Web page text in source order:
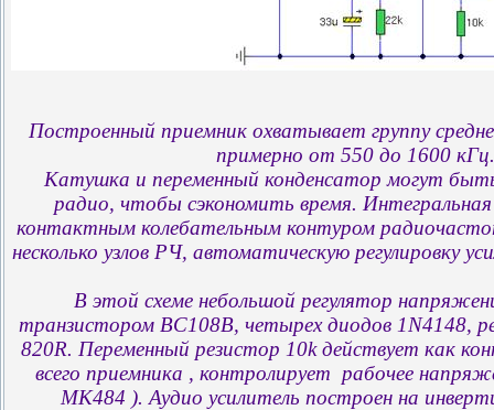
Построенный приемник охватывает группу
примерно от 550 до 1600 кГц.
Катушка и переменный конденсатор могут
радио, чтобы сэкономить время. Интегральная
контактным колебательным контуром
несколько узлов РЧ, автоматическую регулировку
В этой схеме небольшой регулятор
транзистором BC108B, четырех диодов 1N4148,
820R. Переменный резистор 10k действует как
всего приемника , контролирует рабочее
MK484 ). Аудио усилитель построен на